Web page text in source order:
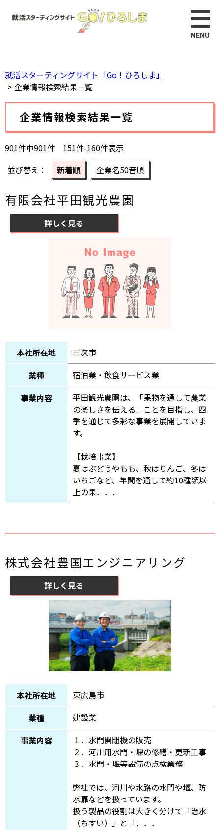
で
す。
就活スターティングサイト「Go！ひろしま」
企業情報検索結果一覧
企業情報検索結果一覧
901件中901件 151件-160件表示
並び替え
新着順 企業名50音順
有限会社平田観光農園
詳しく見る
本社所在地
三次市
業種
宿泊業・飲食サービス業
事業内容
平田観光農園は、「果物を通して農業
の楽しさを伝える」ことを目指し、四
季を通じて多彩な事業を展開していま
す。
【栽培事業】
夏はぶどうやもも、秋はりんご、冬は
いちごなど、年間を通して約10種類以
上の果．．．
株式会社豊国エンジニアリング
詳しく見る
本社所在地
東広島市
業種
建設業
事業内容
１．水門開閉機の販売
２．河川用水門・堰の修繕・更新工事
３．水門・堰等設備の点検業務
弊社では、河川や水路の水門や堰、防
水扉などを扱っています。
扱う製品の役割は大きく分けて「治水
（ちすい）」と「．．．